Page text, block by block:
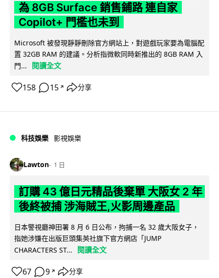
為 8GB Surface 銷售鋪路 連自家
Copilot+ 門檻也未到
Microsoft 被發現靜靜刪除官方網站上，對遊戲玩家要為電腦配
置 32GB RAM 的建議。分析指微軟同時新推出的 8GB RAM 入
門...
閱讀全文
158 15 ↗ 分享
科技娛樂 影視娛樂
Lawton 1 日
訂購 43 億日元精品後棄單 大阪女 2 年
後終被捕 涉海賊王,火影周邊產品
日本警視廳神田署 8 月 6 日公布，拘捕一名 32 歲大阪女子，
指她涉嫌在出版巨頭集英社旗下官方網店「JUMP
CHARACTERS ST...
閱讀全文
67 9 ↗ 分享